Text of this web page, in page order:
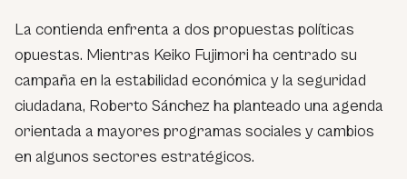
La contienda enfrenta a dos propuestas políticas
opuestas. Mientras Keiko Fujimori ha centrado su
campaña en la estabilidad económica y la seguridad
ciudadana, Roberto Sánchez ha planteado una agenda
orientada a mayores programas sociales y cambios
en algunos sectores estratégicos.